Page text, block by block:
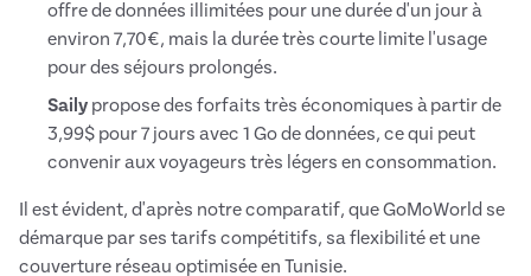
offre de données illimitées pour une durée d'un jour à
environ 7,70€, mais la durée très courte limite l'usage
pour des séjours prolongés.
Saily propose des forfaits très économiques à partir de
3,99$ pour 7 jours avec 1 Go de données, ce qui peut
convenir aux voyageurs très légers en consommation.
Il est évident, d'après notre comparatif, que GoMoWorld se
démarque par ses tarifs compétitifs, sa flexibilité et une
couverture réseau optimisée en Tunisie.